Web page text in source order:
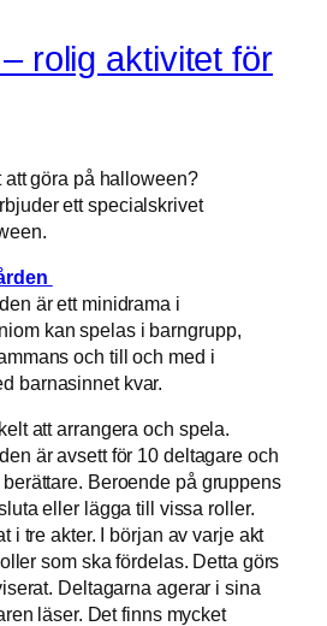
rolig aktivitet för
att göra på halloween?
ett specialskrivet
är ett minidrama i
kan spelas i barngrupp,
och till och med i
barnasinnet kvar.
att arrangera och spela.
är avsett för 10 deltagare och
Beroende på gruppens
eller lägga till vissa roller.
i tre akter. I början av varje akt
som ska fördelas. Detta görs
Deltagarna agerar i sina
läser. Det finns mycket